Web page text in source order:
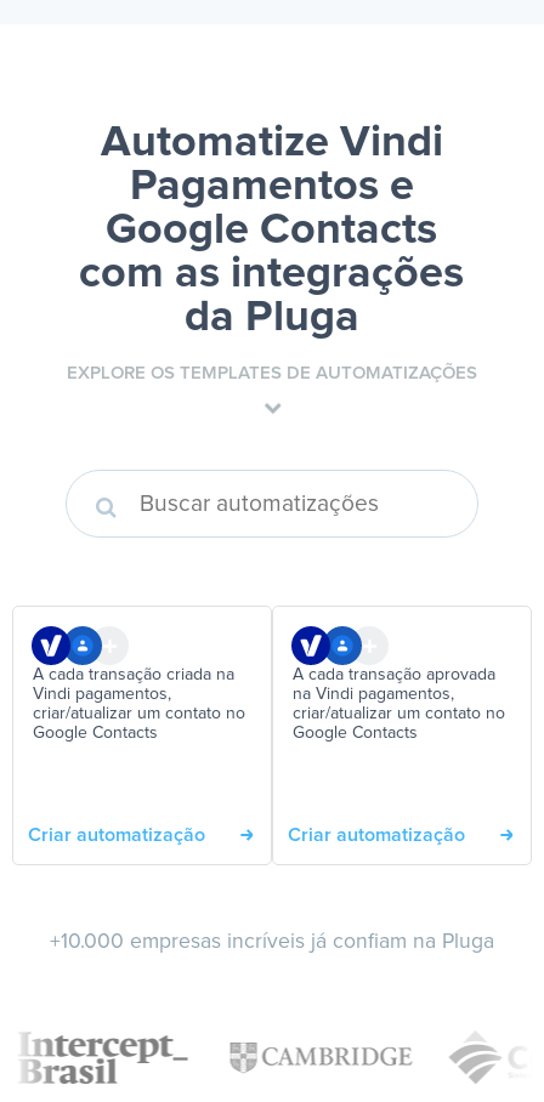
Automatize Vindi
Pagamentos e
Google Contacts
com as integrações
da Pluga
EXPLORE OS TEMPLATES DE AUTOMATIZAÇÕES
A cada transação criada na
Vindi pagamentos,
criar/atualizar um contato no
Google Contacts
Criar automatização
A cada transação aprovada
na Vindi pagamentos,
criar/atualizar um contato no
Google Contacts
Criar automatização
+10.000 empresas incríveis já confiam na Pluga